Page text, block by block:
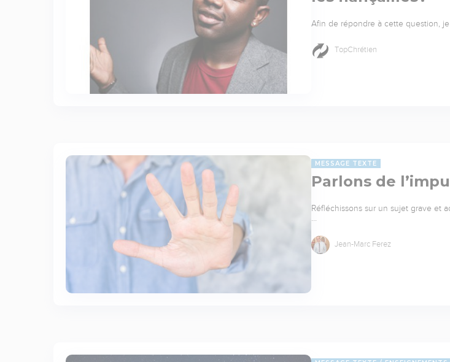
Afin de répondre à cette question, je
TopChrétien
MESSAGE TEXTE
Parlons de
Réfléchissons sur un sujet grave et
Jean-Marc Ferez